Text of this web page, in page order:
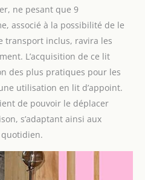
ne pesant que 9
associé à la possibilité de le
transport inclus, ravira les
L’acquisition de ce lit
des plus pratiques pour les
utilisation en lit d’appoint.
de pouvoir le déplacer
s’adaptant ainsi aux